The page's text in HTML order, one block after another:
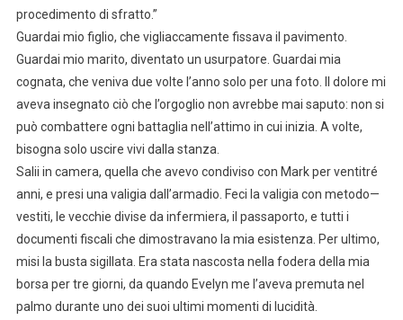
procedimento di sfratto.”
Guardai mio figlio, che vigliaccamente fissava il pavimento.
Guardai mio marito, diventato un usurpatore. Guardai mia
cognata, che veniva due volte l’anno solo per una foto. Il dolore mi
aveva insegnato ciò che l’orgoglio non avrebbe mai saputo: non si
può combattere ogni battaglia nell’attimo in cui inizia. A volte,
bisogna solo uscire vivi dalla stanza.
Salii in camera, quella che avevo condiviso con Mark per ventitré
anni, e presi una valigia dall’armadio. Feci la valigia con metodo—
vestiti, le vecchie divise da infermiera, il passaporto, e tutti i
documenti fiscali che dimostravano la mia esistenza. Per ultimo,
misi la busta sigillata. Era stata nascosta nella fodera della mia
borsa per tre giorni, da quando Evelyn me l’aveva premuta nel
palmo durante uno dei suoi ultimi momenti di lucidità.